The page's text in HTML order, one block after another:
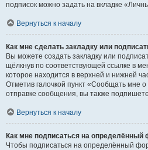
подписок можно задать на вкладке
Вернуться к началу
Как мне сделать закладку или
Вы можете создать закладку или
щёлкнув по соответствующей ссылке в
которое находится в верхней и нижней
Отметив галочкой пункт «Сообщать мне
отправке сообщения, вы также
Вернуться к началу
Как мне подписаться на определённый
Чтобы подписаться на определённый